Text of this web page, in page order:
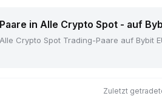
in Alle Crypto Spot - auf
Crypto Spot Trading-Paare auf
Zuletzt